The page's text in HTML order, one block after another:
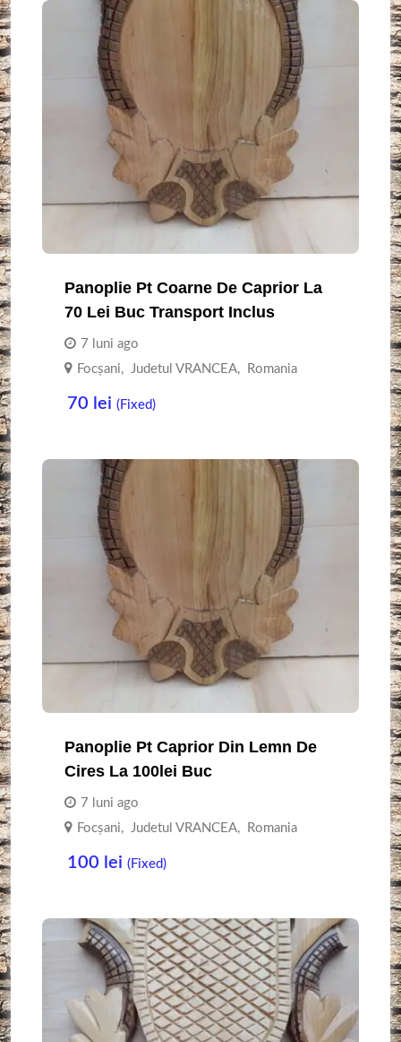
Panoplie Pt Coarne De Caprior La
70 Lei Buc Transport Inclus
7 luni ago
Focşani, Judetul VRANCEA, Romania
70 lei (Fixed)
Panoplie Pt Caprior Din Lemn De
Cires La 100lei Buc
7 luni ago
Focşani, Judetul VRANCEA, Romania
100 lei (Fixed)